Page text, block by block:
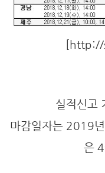
실적신고
마감일자는 2019
은